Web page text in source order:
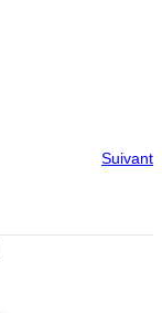
Suivant